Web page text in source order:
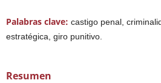
Palabras clave: castigo penal,
estratégica, giro punitivo.
Resumen